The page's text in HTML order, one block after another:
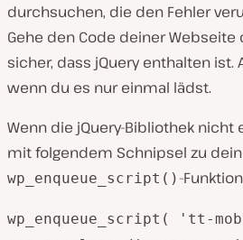
durchsuchen, die den Fehler
Gehe den Code deiner
sicher, dass jQuery enthalten ist.
wenn du es nur einmal lädst.
Wenn die jQuery-Bibliothek nicht
mit folgendem Schnipsel zu
wp_enqueue_script()-
wp_enqueue_script( 'tt-